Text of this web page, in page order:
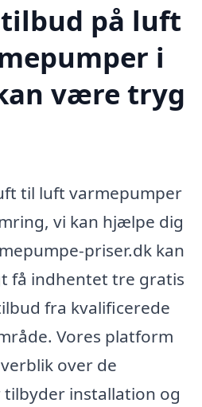
tilbud på luft
i
være tryg
til luft varmepumper
vi kan hjælpe dig
priser.dk kan
få indhentet tre gratis
fra kvalificerede
Vores platform
over de
installation og